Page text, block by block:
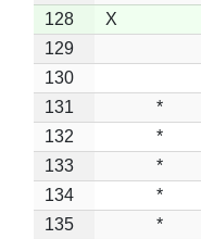
128
X
129
130
131
*
132
*
133
*
134
*
135
*